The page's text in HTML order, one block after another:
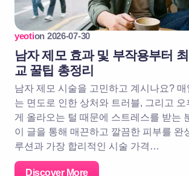
yeotion 2026-07-30
남자 제모 효과 및 부작용부터
교 꿀팁 총정리
남자 제모 시술을 고민하고 계시나요? 매
는 면도로 인한 상처와 트러블, 그리고
게 올라오는 털 때문에 스트레스를 받는
이 글을 통해 매끈하고 깔끔한 피부를 완
루션과 가장 합리적인 시술 가격…
Discover More